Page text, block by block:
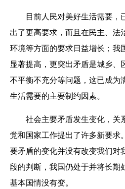
目前人民对美好生活需要，
出了更高要求，而且在民主、法
环境等方面的要求日益增长；我
显著提高，更突出矛盾是城乡、
不平衡不充分等问题，这已成为
生活需要的主要制约因素。
社会主要矛盾发生变化，关
党和国家工作提出了许多新要求
要矛盾的变化并没有改变我们对
段的判断，我国仍处于并将长期
基本国情没有变。